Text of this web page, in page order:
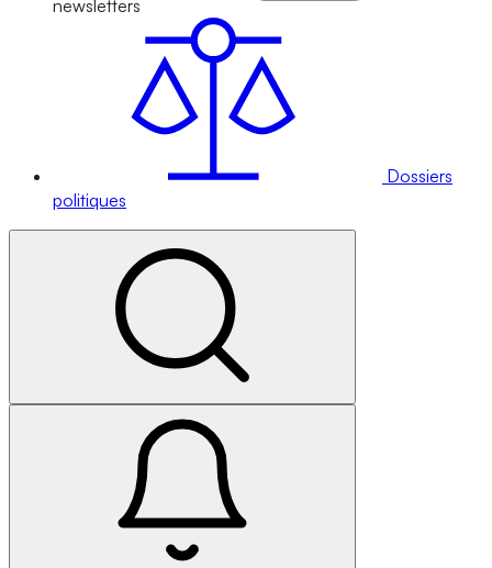
newsletters
Dossiers
politiques